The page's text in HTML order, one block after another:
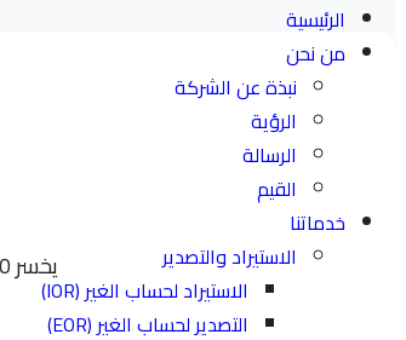
الرئيسية
من نحن
نبذة عن الشركة
الرؤية
الرسالة
القيم
خدماتنا
الاستيراد والتصدير
الاستيراد لحساب الغير (IOR)
التصدير لحساب الغير (EOR)